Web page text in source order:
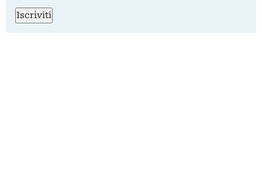
Iscriviti